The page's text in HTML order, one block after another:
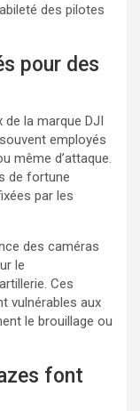
des pilotes
pour des
de la marque DJI
employés
même d’attaque.
de fortune
par les
des caméras
le
Ces
vulnérables aux
le brouillage ou
font